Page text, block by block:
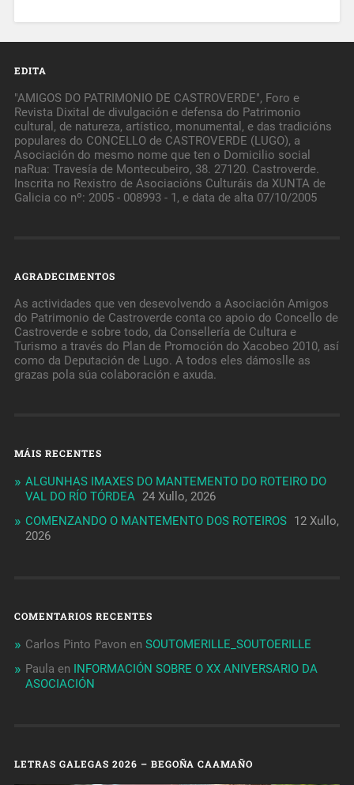
EDITA
"AMIGOS DO PATRIMONIO DE CASTROVERDE", Foro e
Revista Dixital de divulgación e defensa do Patrimonio
cultural, de natureza, artístico, monumental, e das tradicións
populares do CONCELLO de CASTROVERDE (LUGO), a
Asociación do mesmo nome que ten o Domicilio social
naRua: Travesía de Montecubeiro, 38. 27120. Castroverde.
Inscrita no Rexistro de Asociacións Culturáis da XUNTA de
Galicia co nº: 2005 - 008993 - 1, e data de alta 07/10/2005
AGRADECIMENTOS
As actividades que ven desevolvendo a Asociación Amigos
do Patrimonio de Castroverde conta co apoio do Concello de
Castroverde e sobre todo, da Consellería de Cultura e
Turismo a través do Plan de Promoción do Xacobeo 2010, así
como da Deputación de Lugo. A todos eles dámoslle as
grazas pola súa colaboración e axuda.
MÁIS RECENTES
ALGUNHAS IMAXES DO MANTEMENTO DO ROTEIRO DO
VAL DO RÍO TÓRDEA 24 Xullo, 2026
COMENZANDO O MANTEMENTO DOS ROTEIROS 12 Xullo,
2026
COMENTARIOS RECENTES
Carlos Pinto Pavon en SOUTOMERILLE_SOUTOERILLE
Paula en
INFORMACIÓN SOBRE O XX ANIVERSARIO DA
ASOCIACIÓN
LETRAS GALEGAS 2026 – BEGOÑA CAAMAÑO